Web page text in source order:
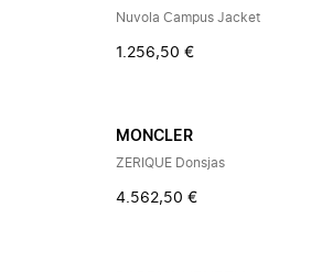
Nuvola Campus Jacket
1.256,50 €
MONCLER
ZERIQUE Donsjas
4.562,50 €